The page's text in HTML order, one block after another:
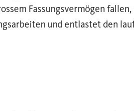
Fassungsvermögen
und entlastet den